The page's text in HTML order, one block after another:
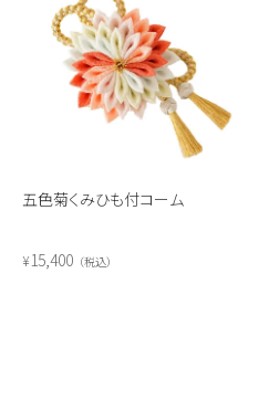
五色菊くみひも付コーム
¥15,400 税込